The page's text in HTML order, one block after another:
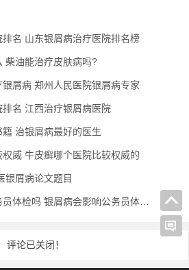
名 山东银屑病治疗医院排名榜
柴油能治疗皮肤病吗?
屑病 郑州人民医院银屑病专家
名 江西治疗银屑病医院
治银屑病最好的医生
威 牛皮癣哪个医院比较权威的
银屑病论文题目
检吗 银屑病会影响公务员体检通过吗
评论已关闭！